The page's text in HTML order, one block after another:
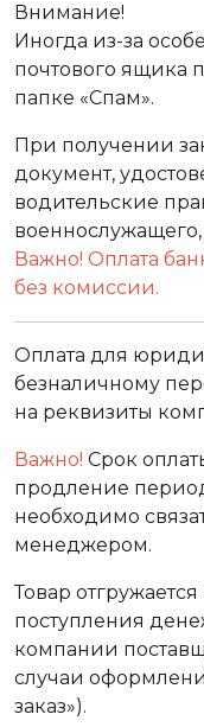
Внимание!
Иногда из-за
почтового ящика
папке «Спам».
При получении
документ,
водительские
военнослужащего,
Важно! Оплата
без комиссии.
Оплата для
безналичному
на реквизиты
Важно! Срок
продление
необходимо
менеджером.
Товар
поступления
компании
случаи
заказ»).